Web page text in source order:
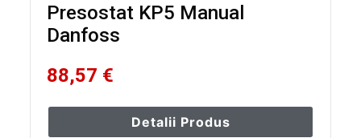
Presostat KP5 Manual
Danfoss
88,57 €
Detalii Produs